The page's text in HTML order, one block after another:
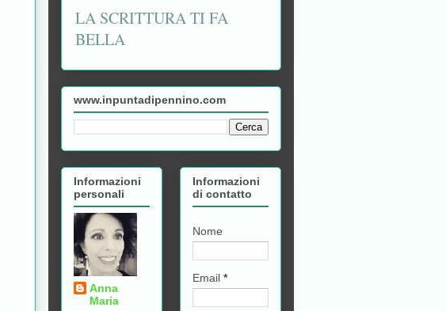
LA SCRITTURA TI FA
BELLA
www.inpuntadipennino.com
Informazioni
personali
Anna
Maria
Informazioni
di contatto
Nome
Email *